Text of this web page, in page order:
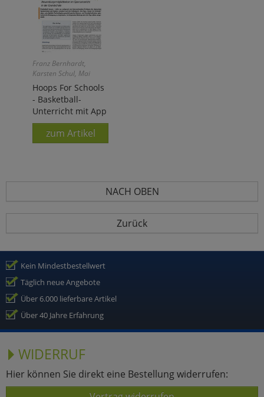
Franz Bernhardt,
Karsten Schul, Mai
Geisen, Deborah Seipp
und Stefanie Klatt
Hoops For Schools
- Basketball-
Unterricht mit App
zum Artikel
NACH OBEN
Zurück
Kein Mindestbestellwert
Täglich neue Angebote
Über 6.000 lieferbare Artikel
Über 40 Jahre Erfahrung
WIDERRUF
Hier können Sie direkt eine Bestellung widerrufen: